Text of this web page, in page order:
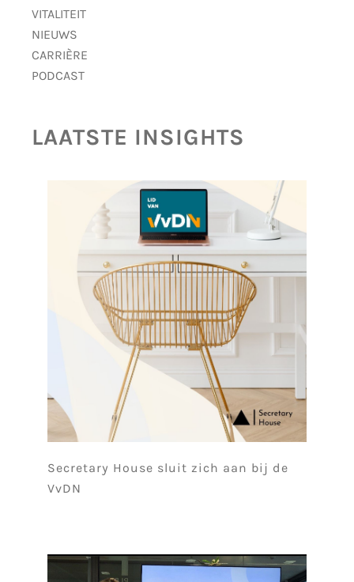
VITALITEIT
NIEUWS
CARRIÈRE
PODCAST
LAATSTE INSIGHTS
Secretary House sluit zich aan bij de
VvDN